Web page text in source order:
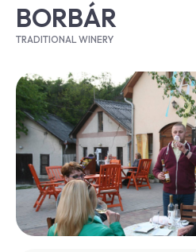
BORBÁR
TRADITIONAL WINERY